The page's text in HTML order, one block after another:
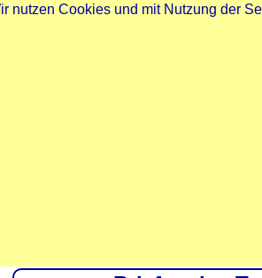
nutzen Cookies und mit Nutzung der